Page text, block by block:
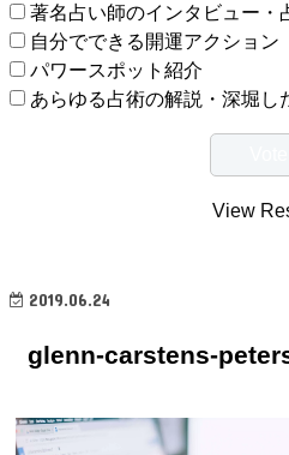
著名占い師のインタビュー・
自分でできる開運アクション
パワースポット紹介
あらゆる占術の解説・深堀し
View
2019.06.24
glenn-carstens-